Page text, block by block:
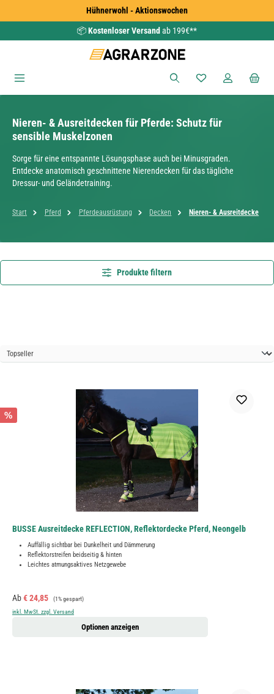
Zum Hauptinhalt springenHühnerwohl - Aktionswochen
📦Kostenloser Versand ab 199€**
Du hast 0
Nieren- & Ausreitdecken für Pferde: Schutz für
sensible Muskelzonen
Sorge für eine entspannte Lösungsphase auch bei Minusgraden.
Entdecke anatomisch geschnittene Nierendecken für das tägliche
Dressur- und Geländetraining.
Start Pferd Pferdeausrüstung Decken Nieren- & Ausreitdecke
Produkte filtern
%
BUSSE Ausreitdecke REFLECTION, Reflektordecke Pferd, Neongelb
Auffällig sichtbar bei Dunkelheit und Dämmerung
Reflektorstreifen beidseitig & hinten
Leichtes atmungsaktives Netzgewebe
Verkaufspreis:
Ab€ 24,85 Regulärer Preis:
(1% gespart)
inkl. MwSt. zzgl. Versand
Optionen anzeigen